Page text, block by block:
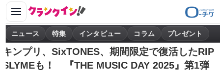
ニュース 特集 インタビュー コラム プレゼント
キンプリ、SixTONES、期間限定で復活したRIP
SLYMEも！ 『THE MUSIC DAY 2025』第1弾